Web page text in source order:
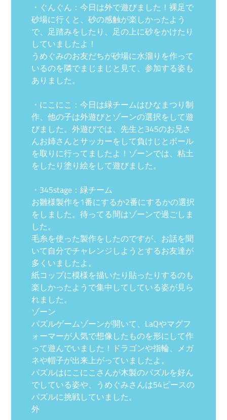
・ぐんぐん：今日は外で遊びました！裸足で
砂場に行くと、砂の感触が楽しかったよう
で、足踏みをしたり、足の上に砂をかけたり
していましたよ！
うめぐみのお友だちが砂場に水溜りを作って
いるのを隣でまじまじと見て、参加する姿も
ありました。
・にこにこ：今日は緑チームはひなまつり制
作、他の子は外遊びとゾーンの選択をして遊
びました。外遊びでは、先生と345のお兄さ
んお姉さんとサッカーをして負けじとボール
を取りに行ってましたよ！ゾーンでは、粘土
をしたり塗り絵をして遊びました。
・345stage：緑チーム
お雛様製作を1番にするか2番にするかの選択
をしました。待ってる間はゾーンで過ごしま
した。
毛糸を使った製作をしたのですが、お話を聞
いて自分でチャレンジしようとするお友達が
多くいましたよ。
紙コップに模様を描いたり貼ったりするのも
楽しかったようで集中してしている姿が見ら
れました。
ゾーン
パズルゲームゾーンが開いて、LaQやマグフ
ォーマーが人気で想像したものを形にして作
って遊んでいました！ドラゴンや指輪、メガ
ネや帽子が出来上がっていましたよ。
パズルはにこにこさんが木製のパズルを好ん
でしている姿や、うめぐみさんは54ピースの
パズルに挑戦していました。
外